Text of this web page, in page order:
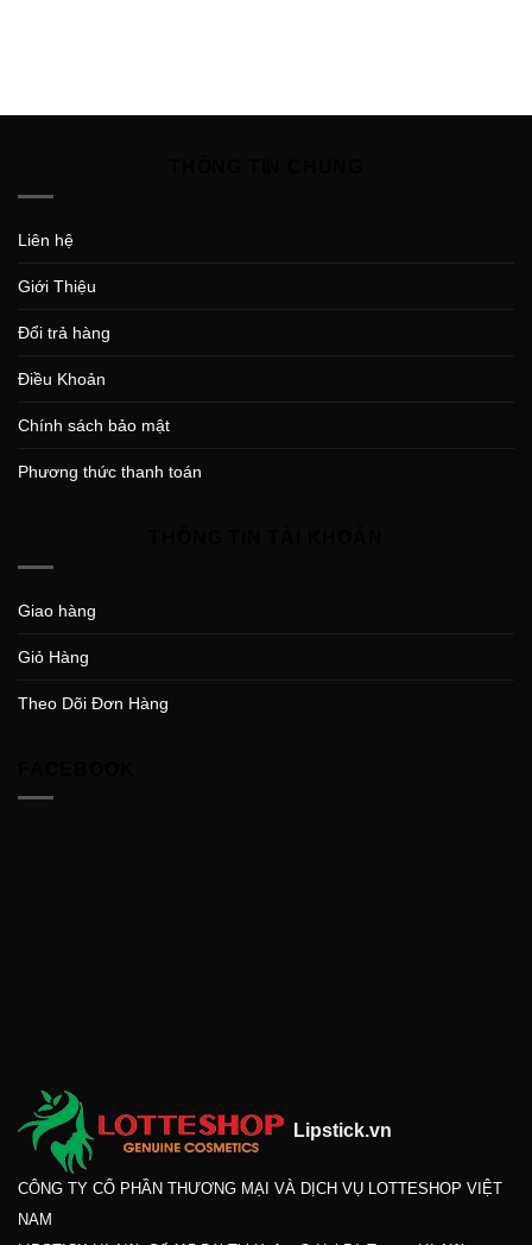
Liên hệ
Giới Thiệu
Đổi trả hàng
Điều Khoản
Chính sách bảo mật
Phương thức thanh toán
Giao hàng
Giỏ Hàng
Theo Dõi Đơn Hàng
Lipstick.vn
CÔNG TY CỔ PHẦN THƯƠNG MẠI VÀ DỊCH VỤ LOTTESHOP VIỆT
NAM